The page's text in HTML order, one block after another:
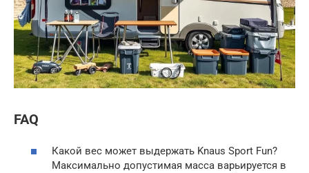
FAQ
Какой вес может выдержать Knaus Sport Fun?
Максимально допустимая масса варьируется в